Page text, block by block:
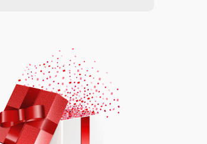
от 1500.00 ₽Выбрать